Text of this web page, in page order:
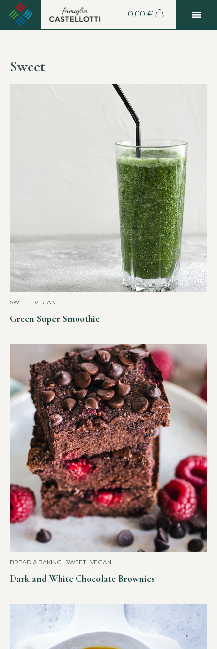
0,00€
Sweet
SWEET, VEGAN
Green Super Smoothie
BREAD & BAKING, SWEET, VEGAN
Dark and White Chocolate Brownies